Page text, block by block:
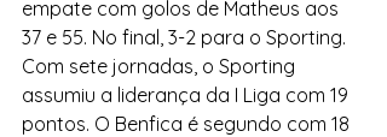
empate com golos de Matheus aos
37 e 55. No final, 3-2 para o Sporting.
Com sete jornadas, o Sporting
assumiu a liderança da I Liga com 19
pontos. O Benfica é segundo com 18